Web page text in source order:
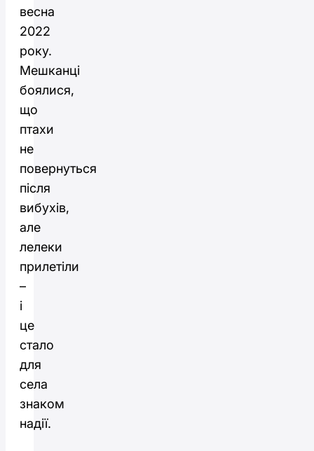
весна
2022
року.
Мешканці
боялися,
що
птахи
не
повернуться
після
вибухів,
але
лелеки
прилетіли
–
і
це
стало
для
села
знаком
надії.